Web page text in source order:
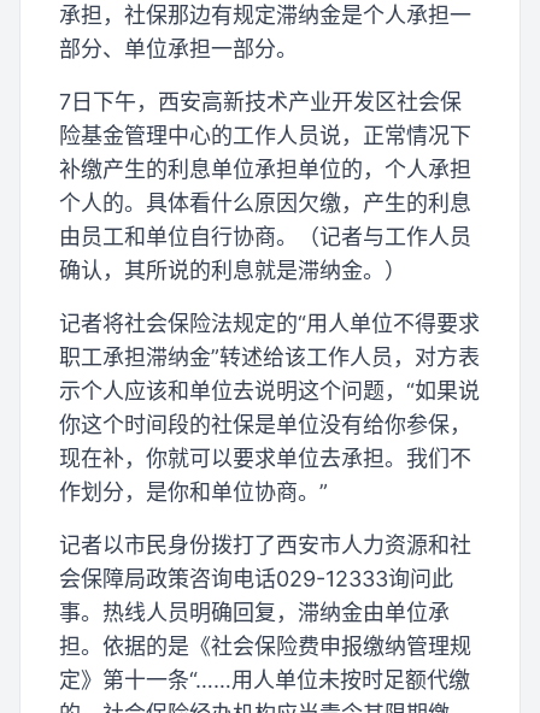
承担，社保那边有规定滞纳金是个人承担一
部分、单位承担一部分。
7日下午，西安高新技术产业开发区社会保
险基金管理中心的工作人员说，正常情况下
补缴产生的利息单位承担单位的，个人承担
个人的。具体看什么原因欠缴，产生的利息
由员工和单位自行协商。（记者与工作人员
确认，其所说的利息就是滞纳金。）
记者将社会保险法规定的“用人单位不得要求
职工承担滞纳金”转述给该工作人员，对方表
示个人应该和单位去说明这个问题，“如果说
你这个时间段的社保是单位没有给你参保，
现在补，你就可以要求单位去承担。我们不
作划分，是你和单位协商。”
记者以市民身份拨打了西安市人力资源和社
会保障局政策咨询电话029-12333询问此
事。热线人员明确回复，滞纳金由单位承
担。依据的是《社会保险费申报缴纳管理规
定》第十一条“……用人单位未按时足额代缴